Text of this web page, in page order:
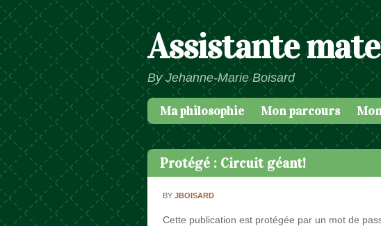
Assistante
By Jehanne-Marie Boisard
Menu
Passer au contenu
Ma philosophie Mon parcours
Protégé : Circuit géant!
BYJBOISARD
Cette publication est protégée par un mot de